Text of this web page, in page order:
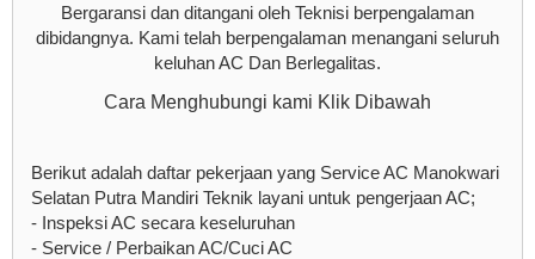
Bergaransi dan ditangani oleh Teknisi berpengalaman
dibidangnya. Kami telah berpengalaman menangani seluruh
keluhan AC Dan Berlegalitas.
Cara Menghubungi kami Klik Dibawah
Berikut adalah daftar pekerjaan yang Service AC Manokwari
Selatan Putra Mandiri Teknik layani untuk pengerjaan AC;
- Inspeksi AC secara keseluruhan
- Service / Perbaikan AC/Cuci AC